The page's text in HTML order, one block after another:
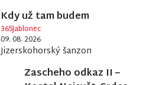
Kdy už tam budem
365Jablonec
09. 08. 2026
Jizerskohorský šanzon
Zascheho odkaz II –